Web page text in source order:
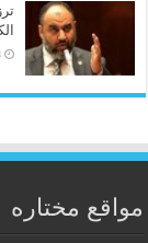
مواقع مختاره